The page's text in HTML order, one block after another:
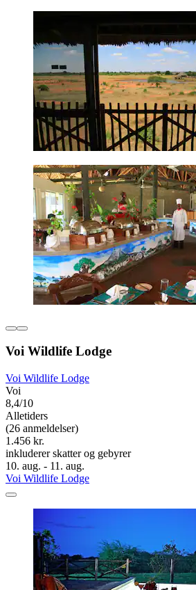
Voi Wildlife Lodge
Voi Wildlife Lodge
Voi
8,4/10
Alletiders
(26 anmeldelser)
1.456 kr.
inkluderer skatter og gebyrer
10. aug. - 11. aug.
Voi Wildlife Lodge